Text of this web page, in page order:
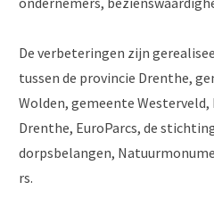
De verbeteringen zijn
tussen de provincie Drenthe,
Wolden, gemeente Westerveld,
Drenthe, EuroParcs, de
dorpsbelangen,
rs.